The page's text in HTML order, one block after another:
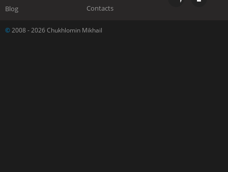
Blog Contacts
© 2008 - 2026 Chukhlomin Mikhail